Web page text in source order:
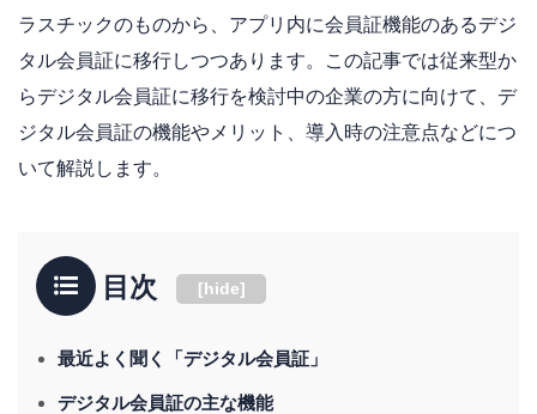
ラスチックのものから、アプリ内に会員証機能のあるデジ
タル会員証に移行しつつあります。この記事では従来型か
らデジタル会員証に移行を検討中の企業の方に向けて、デ
ジタル会員証の機能やメリット、導入時の注意点などにつ
いて解説します。
目次 [hide]
最近よく聞く「デジタル会員証」
デジタル会員証の主な機能